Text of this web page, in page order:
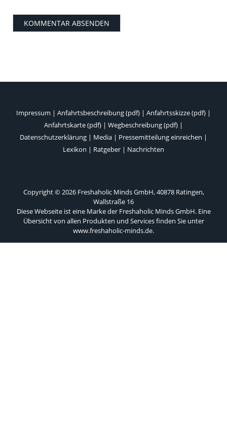
Impressum | Anfahrtsbeschreibung (pdf) | Anfahrtsskizze (pdf) |
Anfahrtskarte (pdf) | Wegbeschreibung (pdf) |
Datenschutzerklärung | Media | Pressemitteilung einreichen |
Lexikon | Ratgeber | Nachrichten
Copyright © 2026 Freshaholic Minds GmbH, 40878 Ratingen,
Wallstraße 16
Diese Webseite ist eine Marke der Freshaholic Minds GmbH. Eine
Übersicht von allen Produkten und Services finden Sie unter
www.freshaholic-minds.de.